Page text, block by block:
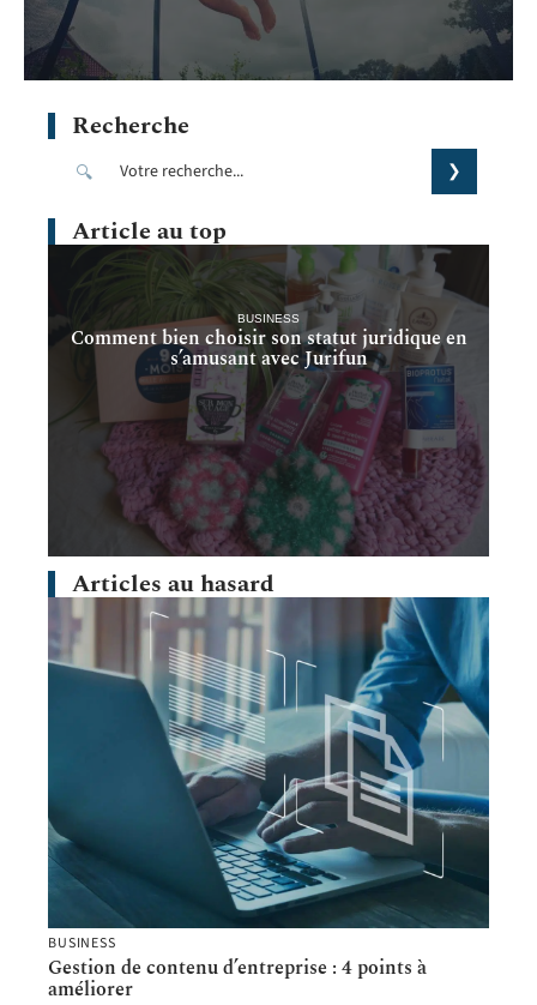
Recherche
Article au top
BUSINESS
Comment bien choisir son statut juridique en
s’amusant avec Jurifun
Articles au hasard
BUSINESS
Gestion de contenu d’entreprise : 4 points à
améliorer